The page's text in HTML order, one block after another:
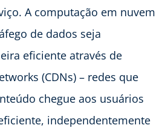
A computação em nuvem
de dados seja
eficiente através de
(CDNs) – redes que
chegue aos usuários
independentemente